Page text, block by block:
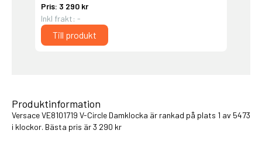
Pris: 3 290 kr
Inkl frakt: -
Till produkt
Produktinformation
Versace VE8101719 V-Circle Damklocka är rankad på plats 1 av 5473
i klockor. Bästa pris är 3 290 kr